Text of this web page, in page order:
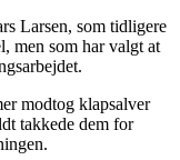
Larsen, som tidligere
men som har valgt at
modtog klapsalver
takkede dem for